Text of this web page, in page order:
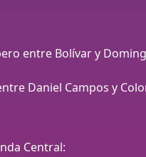
entre Bolívar y
Daniel Campos y
Central: